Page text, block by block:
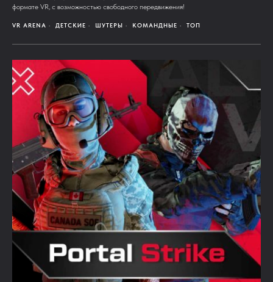
формате VR, с возможностью свободного передвижения!
VR ARENA ДЕТСКИЕ ШУТЕРЫ КОМАНДНЫЕ ТОП